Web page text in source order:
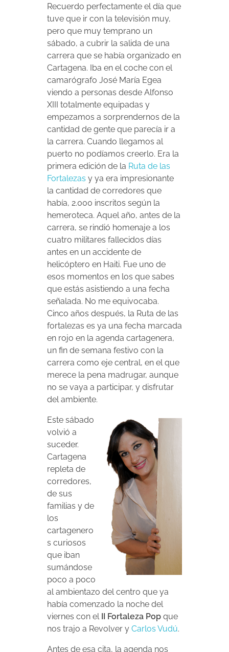
Recuerdo perfectamente el día que
tuve que ir con la televisión muy,
pero que muy temprano un
sábado, a cubrir la salida de una
carrera que se había organizado en
Cartagena. Iba en el coche con el
camarógrafo José María Egea
viendo a personas desde Alfonso
XIII totalmente equipadas y
empezamos a sorprendernos de la
cantidad de gente que parecía ir a
la carrera. Cuando llegamos al
puerto no podíamos creerlo. Era la
primera edición de la Ruta de las
Fortalezas y ya era impresionante
la cantidad de corredores que
había, 2.000 inscritos según la
hemeroteca. Aquel año, antes de la
carrera, se rindió homenaje a los
cuatro militares fallecidos días
antes en un accidente de
helicóptero en Haiti. Fue uno de
esos momentos en los que sabes
que estás asistiendo a una fecha
señalada. No me equivocaba.
Cinco años después, la Ruta de las
fortalezas es ya una fecha marcada
en rojo en la agenda cartagenera,
un fin de semana festivo con la
carrera como eje central, en el que
merece la pena madrugar, aunque
no se vaya a participar, y disfrutar
del ambiente.
Este sábado
volvió a
suceder.
Cartagena
repleta de
corredores,
de sus
familias y de
los
cartagenero
s curiosos
que iban
sumándose
poco a poco
al ambientazo del centro que ya
había comenzado la noche del
viernes con el II Fortaleza Popque
nos trajo a Revolver y Carlos Vudú.
Antes de esa cita, la agenda nos